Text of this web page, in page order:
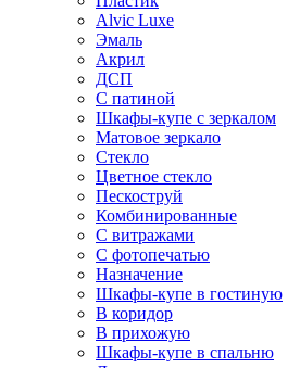
Alvic Luxe
Эмаль
Акрил
ДСП
С патиной
Шкафы-купе с зеркалом
Матовое зеркало
Стекло
Цветное стекло
Пескоструй
Комбинированные
С витражами
С фотопечатью
Назначение
Шкафы-купе в гостиную
В коридор
В прихожую
Шкафы-купе в спальню